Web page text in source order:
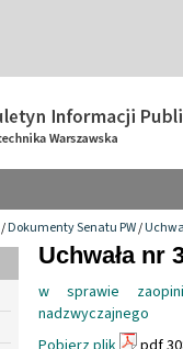
/Dokumenty Senatu PW/
Uchwała nr
w sprawie
nadzwyczajnego